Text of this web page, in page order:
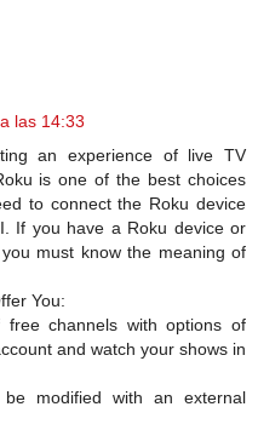
las 14:33
an experience of live TV
is one of the best choices
to connect the Roku device
If you have a Roku device or
must know the meaning of
You:
channels with options of
and watch your shows in
modified with an external